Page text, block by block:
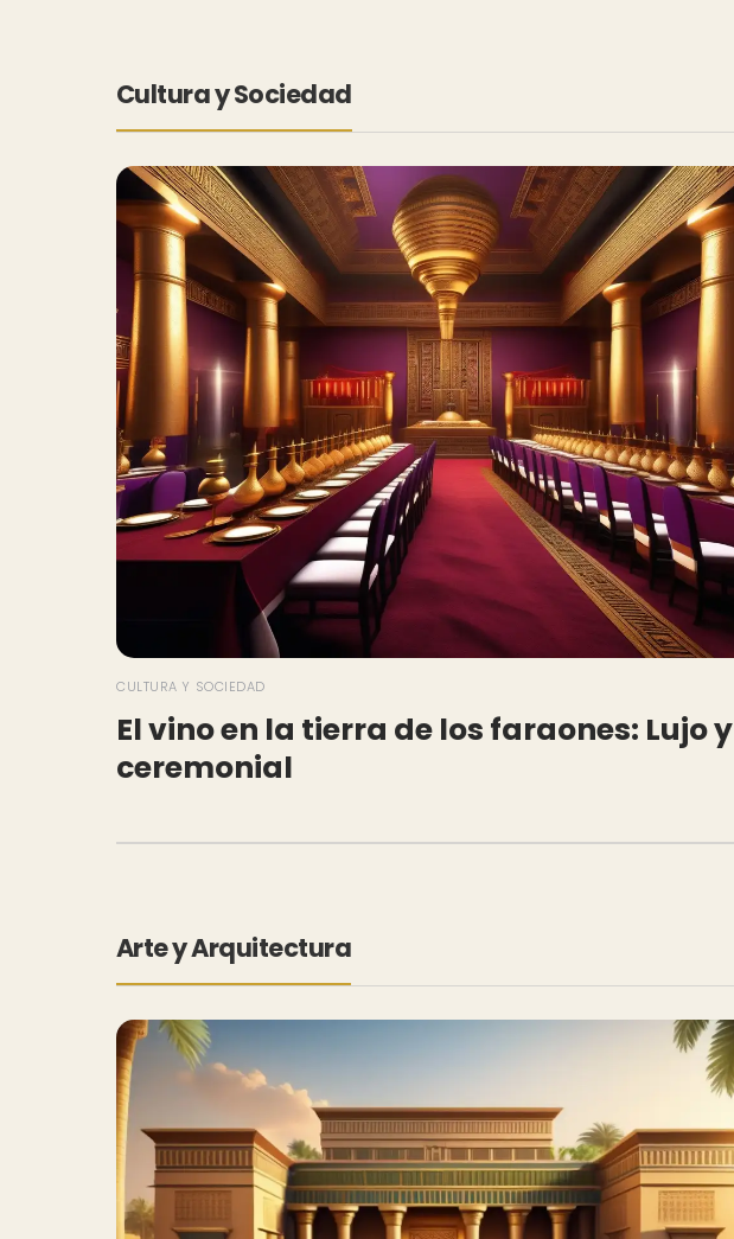
Cultura y Sociedad
CULTURA Y SOCIEDAD
El vino en la tierra de los faraones: Lujo y
ceremonial
Arte y Arquitectura